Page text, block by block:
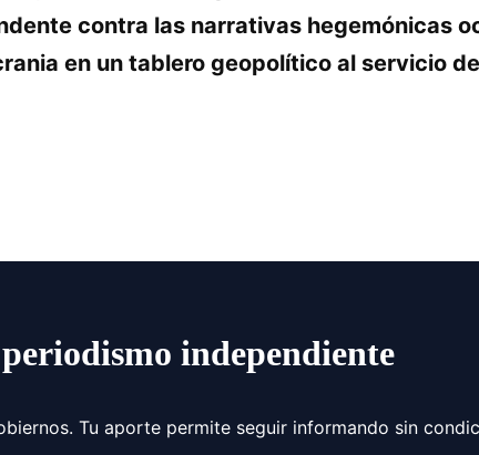
contra las narrativas hegemónicas
en un tablero geopolítico al servicio
periodismo independiente
Tu aporte permite seguir informando sin